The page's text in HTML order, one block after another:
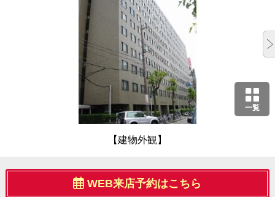
一覧
【建物外観】
WEB来店予約はこちら